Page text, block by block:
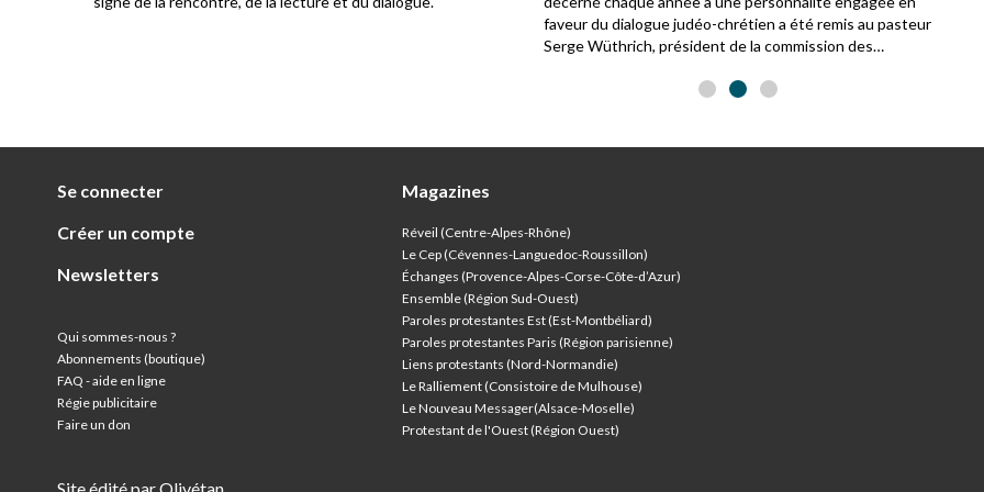
faveur du dialogue judéo-chrétien a été remis au pasteur
Serge Wüthrich, président de la commission des
Se connecter
Créer un compte
Newsletters
Qui sommes-nous ?
Abonnements (boutique)
FAQ - aide en ligne
Régie publicitaire
Faire un don
Magazines
Réveil (Centre-Alpes-Rhône)
Le Cep (Cévennes-Languedoc-Roussillon)
Échanges (Provence-Alpes-Corse-Côte-d’Azur)
Ensemble (Région Sud-Ouest)
Paroles protestantes Est (Est-Montbéliard)
Paroles protestantes Paris (Région parisienne)
Liens protestants (Nord-Normandie)
Le Ralliement (Consistoire de Mulhouse)
Le Nouveau Messager(Alsace-Moselle)
Protestant de l'Ouest (Région Ouest)